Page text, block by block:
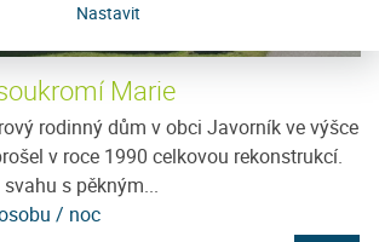
Nastavit
Marie
rodinný dům v obci Javorník ve výšce
v roce 1990 celkovou rekonstrukcí.
s pěkným...
/ noc